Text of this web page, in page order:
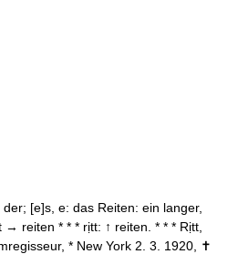
[e]s, e: das Reiten: ein langer,
→ reiten * * * rịtt: ↑ reiten. * * * Rịtt,
* New York 2. 3. 1920, ✝